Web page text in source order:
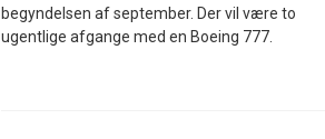
begyndelsen af september. Der vil være to
ugentlige afgange med en Boeing 777.